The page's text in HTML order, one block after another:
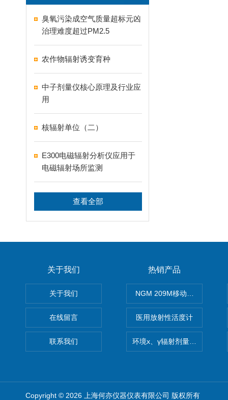
臭氧污染成空气质量超标元凶
治理难度超过PM2.5
农作物辐射诱变育种
中子剂量仪核心原理及行业应
用
核辐射单位（二）
E300电磁辐射分析仪应用于
电磁辐射场所监测
查看全部
关于我们
关于我们
在线留言
联系我们
热销产品
NGM 209M移动式惰性气体
医用放射性活度计
环境x、γ辐射剂量率仪
Copyright © 2026 上海何亦仪器仪表有限公司 版权所有